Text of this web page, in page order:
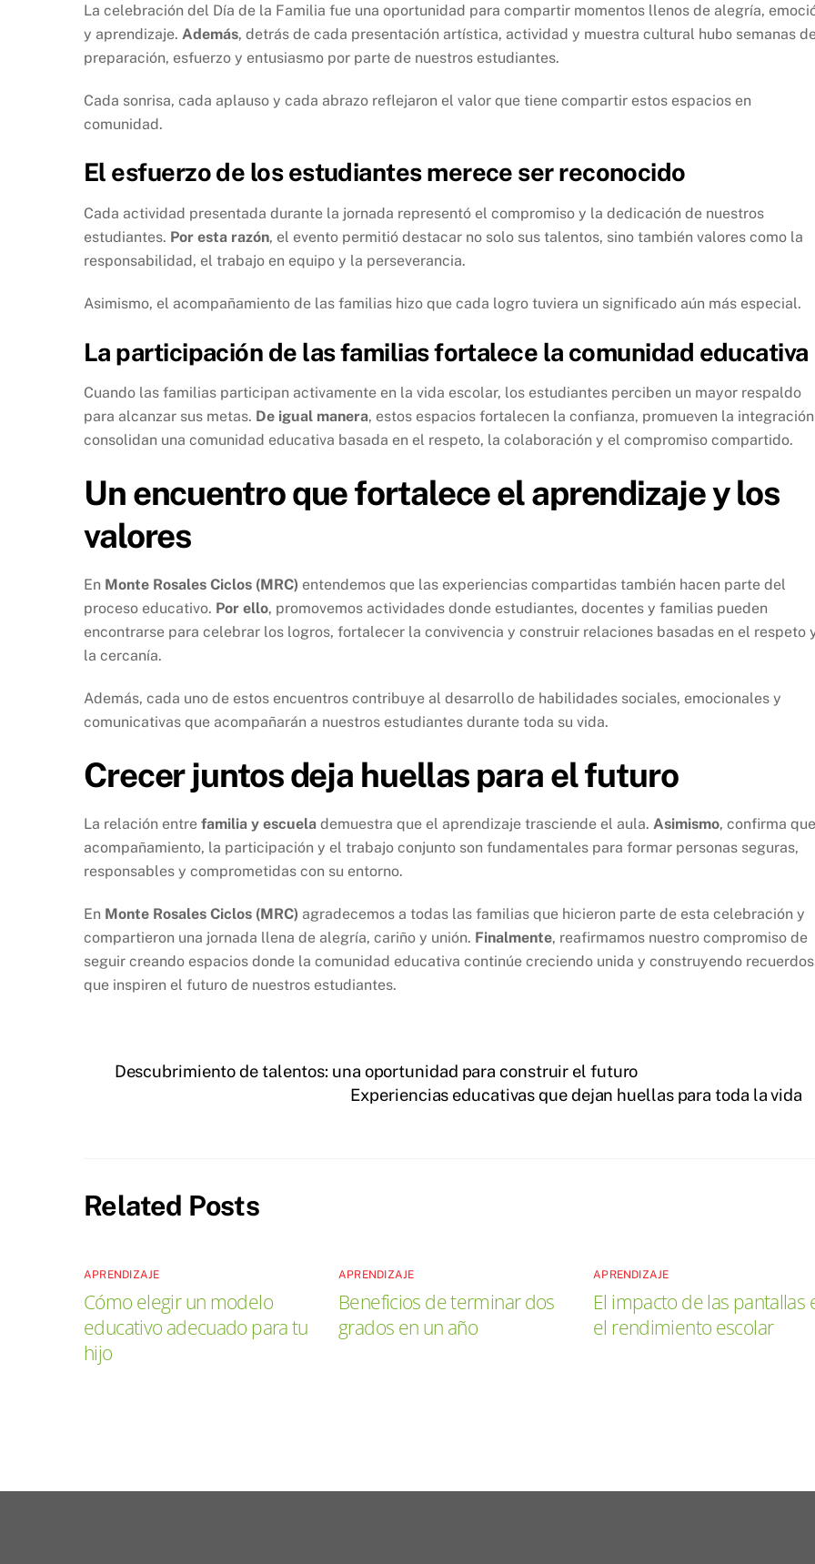
La celebración del Día de la Familia fue una oportunidad para compartir momentos llenos de alegría,
y aprendizaje. Además, detrás de cada presentación artística, actividad y muestra cultural hubo semanas
preparación, esfuerzo y entusiasmo por parte de nuestros estudiantes.
Cada sonrisa, cada aplauso y cada abrazo reflejaron el valor que tiene compartir estos espacios en
comunidad.
El esfuerzo de los estudiantes merece ser reconocido
Cada actividad presentada durante la jornada representó el compromiso y la dedicación de nuestros
estudiantes. Por esta razón, el evento permitió destacar no solo sus talentos, sino también valores como la
responsabilidad, el trabajo en equipo y la perseverancia.
Asimismo, el acompañamiento de las familias hizo que cada logro tuviera un significado aún más especial.
La participación de las familias fortalece la comunidad educativa
Cuando las familias participan activamente en la vida escolar, los estudiantes perciben un mayor respaldo
para alcanzar sus metas. De igual manera, estos espacios fortalecen la confianza, promueven la
consolidan una comunidad educativa basada en el respeto, la colaboración y el compromiso compartido.
Un encuentro que fortalece el aprendizaje y los
valores
En Monte Rosales Ciclos (MRC) entendemos que las experiencias compartidas también hacen parte del
proceso educativo. Por ello, promovemos actividades donde estudiantes, docentes y familias pueden
encontrarse para celebrar los logros, fortalecer la convivencia y construir relaciones basadas en el respeto
la cercanía.
Además, cada uno de estos encuentros contribuye al desarrollo de habilidades sociales, emocionales y
comunicativas que acompañarán a nuestros estudiantes durante toda su vida.
Crecer juntos deja huellas para el futuro
La relación entre familia y escuela demuestra que el aprendizaje trasciende el aula. Asimismo, confirma
acompañamiento, la participación y el trabajo conjunto son fundamentales para formar personas seguras,
responsables y comprometidas con su entorno.
En Monte Rosales Ciclos (MRC) agradecemos a todas las familias que hicieron parte de esta celebración y
compartieron una jornada llena de alegría, cariño y unión. Finalmente, reafirmamos nuestro compromiso de
seguir creando espacios donde la comunidad educativa continúe creciendo unida y construyendo recuerdos
que inspiren el futuro de nuestros estudiantes.
Descubrimiento de talentos: una oportunidad para construir el futuro
Experiencias educativas que dejan huellas para toda la vida
Related Posts
APRENDIZAJE
Cómo elegir un modelo
educativo adecuado para tu
hijo
APRENDIZAJE
Beneficios de terminar dos
grados en un año
APRENDIZAJE
El impacto de las pantallas
el rendimiento escolar